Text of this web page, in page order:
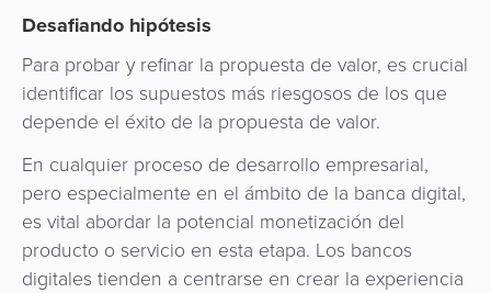
Desafiando hipótesis
Para probar y refinar la propuesta de valor, es crucial
identificar los supuestos más riesgosos de los que
depende el éxito de la propuesta de valor.
En cualquier proceso de desarrollo empresarial,
pero especialmente en el ámbito de la banca digital,
es vital abordar la potencial monetización del
producto o servicio en esta etapa. Los bancos
digitales tienden a centrarse en crear la experiencia